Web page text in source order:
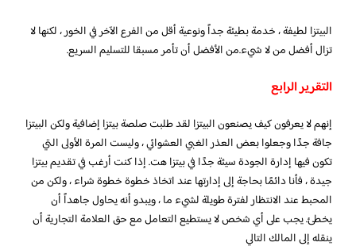
البيتزا لطيفة ، خدمة بطيئة جداً ونوعية أقل من الفرع الآخر في الخور ، لكنها لا
تزال أفضل من لا شيء.من الأفضل أن تأمر مسبقا للتسليم السريع.
التقرير الرابع
إنهم لا يعرفون كيف يصنعون البيتزا لقد طلبت صلصة بيتزا إضافية ولكن البيتزا
جافة جدًا وجعلوا بعض العذر الغبي العشوائي ، وليست المرة الأولى التي
تكون فيها إدارة الجودة سيئة جدًا في بيتزا هت. إذا كنت أرغب في تقديم بيتزا
جيدة ، فأنا دائمًا بحاجة إلى إدارتها عند اتخاذ خطوة خطوة شراء ، ولكن من
المحبط عند الانتظار لفترة طويلة لشيء ما ، ويبدو أنه يحاول جاهداً أن
يخطئ. يجب على أي شخص لا يستطيع التعامل مع حق العلامة التجارية أن
ينقله إلى المالك التالي